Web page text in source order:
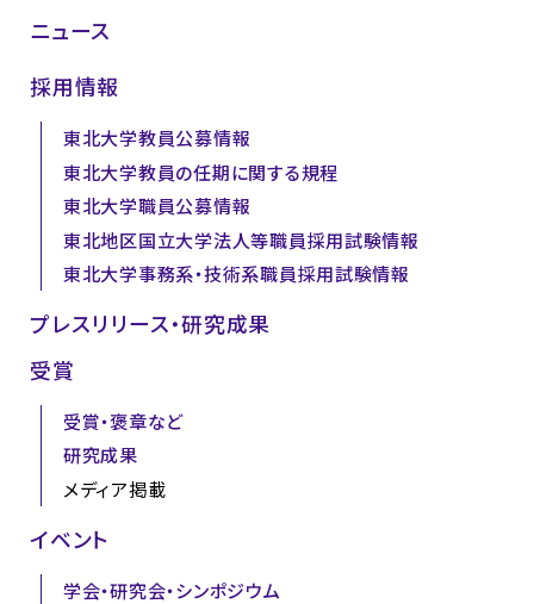
ニュース
採用情報
東北大学教員公募情報
東北大学教員の任期に関する規程
東北大学職員公募情報
東北地区国立大学法人等職員採用試験情報
東北大学事務系・技術系職員採用試験情報
プレスリリース・研究成果
受賞
受賞・褒章など
研究成果
メディア掲載
イベント
学会・研究会・シンポジウム